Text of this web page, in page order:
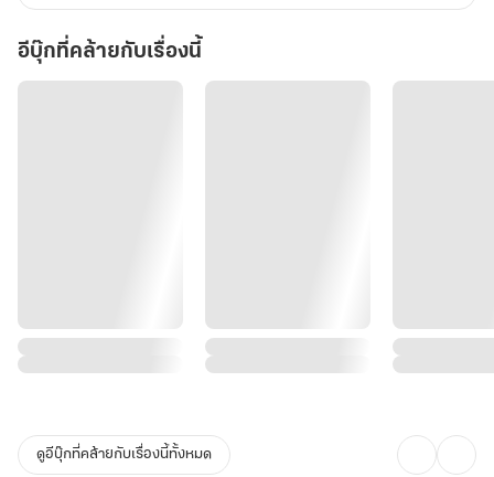
อีบุ๊กที่คล้ายกับเรื่องนี้
ดูอีบุ๊กที่คล้ายกับเรื่องนี้ทั้งหมด